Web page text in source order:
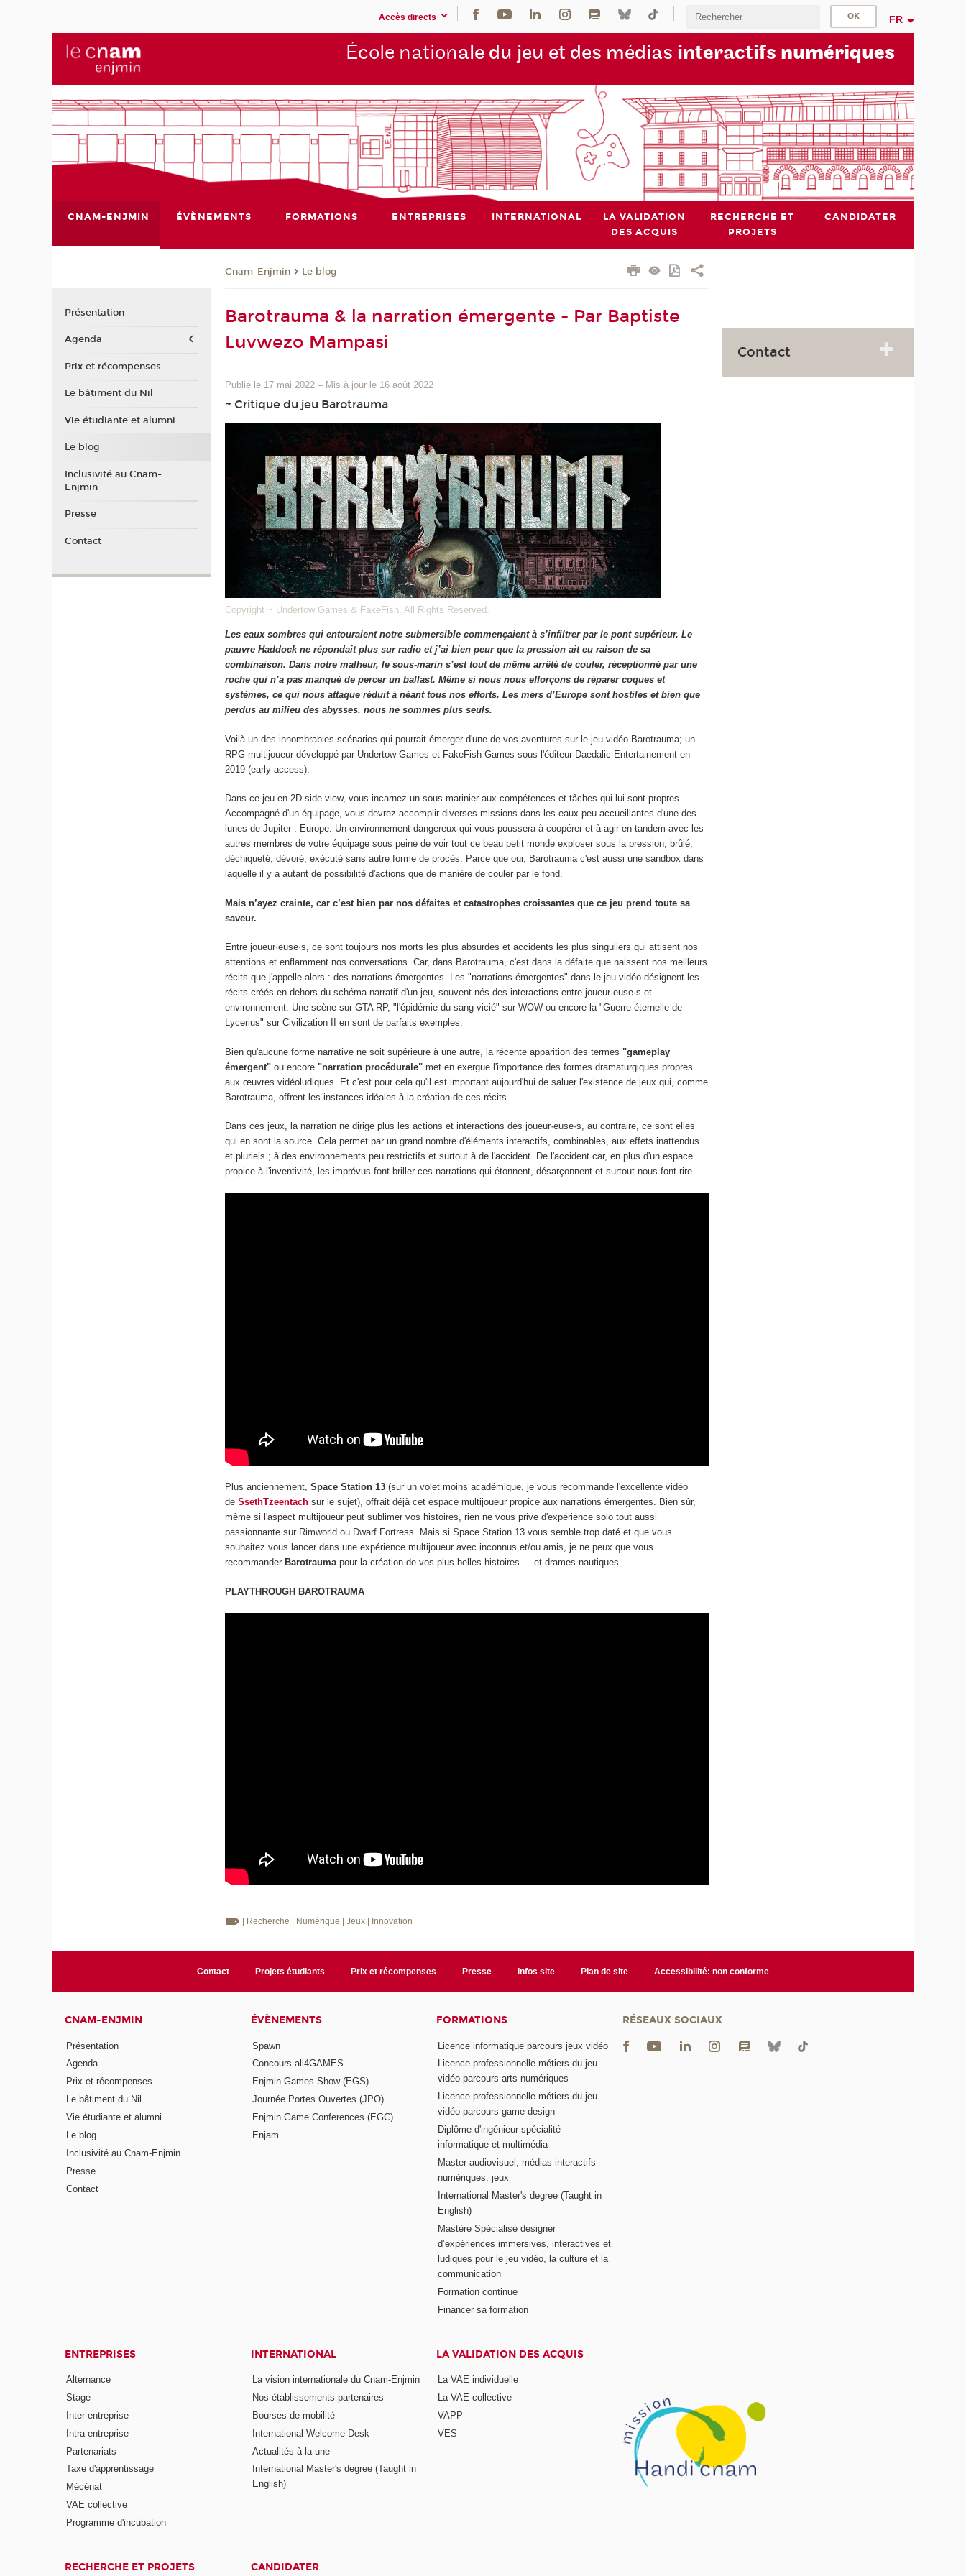
Accès directs FR
École nationale du jeu et des médias interactifs numériques
CNAM-ENJMIN ÉVÈNEMENTS FORMATIONS ENTREPRISES INTERNATIONAL
LA VALIDATION
DES ACQUIS
RECHERCHE ET
PROJETS
CANDIDATER
Cnam-Enjmin Le blog
Barotrauma & la narration émergente - Par Baptiste
Luvwezo Mampasi
Publié le 17 mai 2022 – Mis à jour le 16 août 2022
~ Critique du jeu Barotrauma
Copyright ~ Undertow Games & FakeFish. All Rights Reserved.
Les eaux sombres qui entouraient notre submersible commençaient à s’infiltrer par le pont supérieur. Le
pauvre Haddock ne répondait plus sur radio et j’ai bien peur que la pression ait eu raison de sa
combinaison. Dans notre malheur, le sous-marin s’est tout de même arrêté de couler, réceptionné par une
roche qui n’a pas manqué de percer un ballast. Même si nous nous efforçons de réparer coques et
systèmes, ce qui nous attaque réduit à néant tous nos efforts. Les mers d’Europe sont hostiles et bien que
perdus au milieu des abysses, nous ne sommes plus seuls.
Voilà un des innombrables scénarios qui pourrait émerger d'une de vos aventures sur le jeu vidéo Barotrauma; un
RPG multijoueur développé par Undertow Games et FakeFish Games sous l'éditeur Daedalic Entertainement en
2019 (early access).
Dans ce jeu en 2D side-view, vous incarnez un sous-marinier aux compétences et tâches qui lui sont propres.
Accompagné d'un équipage, vous devrez accomplir diverses missions dans les eaux peu accueillantes d'une des
lunes de Jupiter : Europe. Un environnement dangereux qui vous poussera à coopérer et à agir en tandem avec les
autres membres de votre équipage sous peine de voir tout ce beau petit monde exploser sous la pression, brûlé,
déchiqueté, dévoré, exécuté sans autre forme de procès. Parce que oui, Barotrauma c'est aussi une sandbox dans
laquelle il y a autant de possibilité d'actions que de manière de couler par le fond.
Mais n’ayez crainte, car c’est bien par nos défaites et catastrophes croissantes que ce jeu prend toute sa
saveur.
Entre joueur·euse·s, ce sont toujours nos morts les plus absurdes et accidents les plus singuliers qui attisent nos
attentions et enflamment nos conversations. Car, dans Barotrauma, c'est dans la défaite que naissent nos meilleurs
récits que j'appelle alors : des narrations émergentes. Les "narrations émergentes" dans le jeu vidéo désignent les
récits créés en dehors du schéma narratif d'un jeu, souvent nés des interactions entre joueur·euse·s et
environnement. Une scène sur GTA RP, "l'épidémie du sang vicié" sur WOW ou encore la "Guerre éternelle de
Lycerius" sur Civilization II en sont de parfaits exemples.
Bien qu'aucune forme narrative ne soit supérieure à une autre, la récente apparition des termes"gameplay
émergent"ou encore"narration procédurale" met en exergue l'importance des formes dramaturgiques propres
aux œuvres vidéoludiques. Et c'est pour cela qu'il est important aujourd'hui de saluer l'existence de jeux qui, comme
Barotrauma, offrent les instances idéales à la création de ces récits.
Dans ces jeux, la narration ne dirige plus les actions et interactions des joueur·euse·s, au contraire, ce sont elles
qui en sont la source. Cela permet par un grand nombre d'éléments interactifs, combinables, aux effets inattendus
et pluriels ; à des environnements peu restrictifs et surtout à de l'accident. De l'accident car, en plus d'un espace
propice à l'inventivité, les imprévus font briller ces narrations qui étonnent, désarçonnent et surtout nous font rire.
Plus anciennement, Space Station 13(sur un volet moins académique, je vous recommande l'excellente vidéo
deSsethTzeentach sur le sujet), offrait déjà cet espace multijoueur propice aux narrations émergentes. Bien sûr,
même si l'aspect multijoueur peut sublimer vos histoires, rien ne vous prive d'expérience solo tout aussi
passionnante sur Rimworld ou Dwarf Fortress. Mais si Space Station 13 vous semble trop daté et que vous
souhaitez vous lancer dans une expérience multijoueur avec inconnus et/ou amis, je ne peux que vous
recommander Barotraumapour la création de vos plus belles histoires ... et drames nautiques.
PLAYTHROUGH BAROTRAUMA
| Recherche | Numérique | Jeux | Innovation
Contact
Présentation
Agenda
Prix et récompenses
Le bâtiment du Nil
Vie étudiante et alumni
Le blog
Inclusivité au Cnam-
Enjmin
Presse
Contact
Contact Projets étudiants Prix et récompenses Presse Infos site Plan de site Accessibilité: non conforme
CNAM-ENJMIN
Présentation
Agenda
Prix et récompenses
Le bâtiment du Nil
Vie étudiante et alumni
Le blog
Inclusivité au Cnam-Enjmin
Presse
Contact
ÉVÈNEMENTS
Spawn
Concours all4GAMES
Enjmin Games Show (EGS)
Journée Portes Ouvertes (JPO)
Enjmin Game Conferences (EGC)
Enjam
FORMATIONS
Licence informatique parcours jeux vidéo
Licence professionnelle métiers du jeu
vidéo parcours arts numériques
Licence professionnelle métiers du jeu
vidéo parcours game design
Diplôme d'ingénieur spécialité
informatique et multimédia
Master audiovisuel, médias interactifs
numériques, jeux
International Master's degree (Taught in
English)
Mastère Spécialisé designer
d’expériences immersives, interactives et
ludiques pour le jeu vidéo, la culture et la
communication
Formation continue
Financer sa formation
ENTREPRISES
Alternance
Stage
Inter-entreprise
Intra-entreprise
Partenariats
Taxe d'apprentissage
Mécénat
VAE collective
Programme d'incubation
INTERNATIONAL
La vision internationale du Cnam-Enjmin
Nos établissements partenaires
Bourses de mobilité
International Welcome Desk
Actualités à la une
International Master's degree (Taught in
English)
LA VALIDATION DES ACQUIS
La VAE individuelle
La VAE collective
VAPP
VES
RECHERCHE ET PROJETS CANDIDATER
RÉSEAUX SOCIAUX